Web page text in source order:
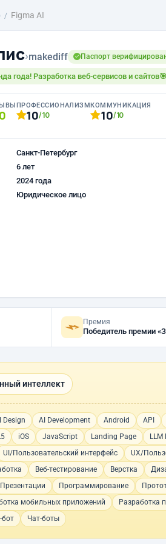
Figma AI
›makediff Паспорт
года! Разработка веб-сервисов и сайтов🎯
ПРОФЕССИОНАЛИЗМ
10/10
КОММУНИКАЦИЯ
10/10
Санкт-Петербург
6 лет
2024 года
Юридическое лицо
Премия
интеллект
Design AI Development Android API
iOS JavaScript Landing Page
UI/Пользовательский интерфейс UX/
Веб-тестирование Верстка
Презентации Программирование
мобильных приложений Разработка
бот Чат-боты